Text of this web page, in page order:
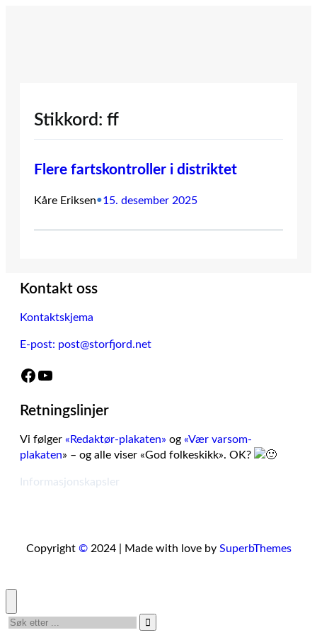
Stikkord: ff
Flere fartskontroller i distriktet
Kåre Eriksen•15. desember 2025
Kontakt oss
Kontaktskjema
E-post: post@storfjord.net
Facebook YouTube
Retningslinjer
Vi følger «Redaktør-plakaten» og «Vær varsom-
plakaten» – og alle viser «God folkeskikk». OK?
Informasjonskapsler
Copyright ©2024 | Made with love by SuperbThemes